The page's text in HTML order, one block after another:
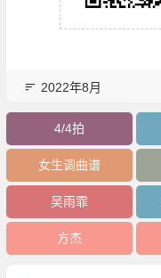
2022年8月
4/4拍
女生调曲谱
吴雨霏
方杰